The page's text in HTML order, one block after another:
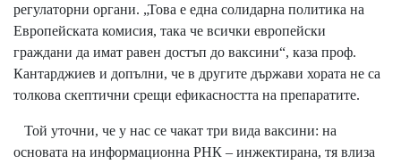
регулаторни органи. „Това е една солидарна политика на
Европейската комисия, така че всички европейски
граждани да имат равен достъп до ваксини“, каза проф.
Кантарджиев и допълни, че в другите държави хората не са
толкова скептични срещи ефикасността на препаратите.
Той уточни, че у нас се чакат три вида ваксини: на
основата на информационна РНК – инжектирана, тя влиза